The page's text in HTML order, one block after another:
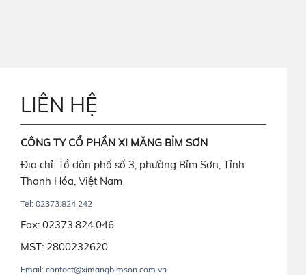
LIÊN HỆ
CÔNG TY CỔ PHẦN XI MĂNG BỈM SƠN
Địa chỉ: Tổ dân phố số 3, phường Bỉm Sơn, Tỉnh
Thanh Hóa, Việt Nam
Tel: 02373.824.242
Fax: 02373.824.046
MST: 2800232620
Email: contact@ximangbimson.com.vn